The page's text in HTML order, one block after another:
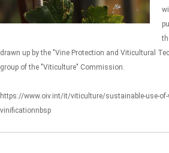
drawn up by the "Vine Protection and Viticultural
group of the "Viticulture" Commission.
https://www.oiv.int/it/viticulture/sustainable-use-of-
vinificationnbsp